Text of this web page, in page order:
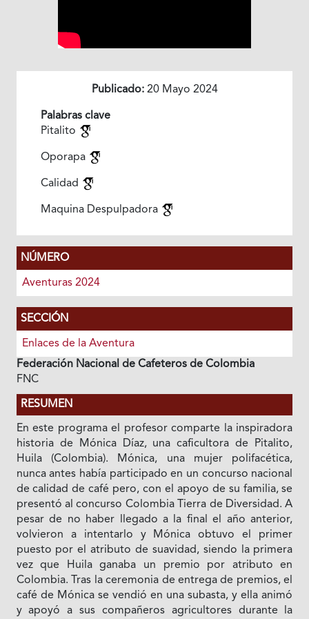
Publicado:20 Mayo 2024
Palabras clave
Pitalito
Oporapa
Calidad
Maquina Despulpadora
NÚMERO
Aventuras 2024
SECCIÓN
Enlaces de la Aventura
Federación Nacional de Cafeteros de Colombia
FNC
RESUMEN
En este programa el profesor comparte la inspiradora
historia de Mónica Díaz, una caficultora de Pitalito,
Huila (Colombia). Mónica, una mujer polifacética,
nunca antes había participado en un concurso nacional
de calidad de café pero, con el apoyo de su familia, se
presentó al concurso Colombia Tierra de Diversidad. A
pesar de no haber llegado a la final el año anterior,
volvieron a intentarlo y Mónica obtuvo el primer
puesto por el atributo de suavidad, siendo la primera
vez que Huila ganaba un premio por atributo en
Colombia. Tras la ceremonia de entrega de premios, el
café de Mónica se vendió en una subasta, y ella animó
y apoyó a sus compañeros agricultores durante la